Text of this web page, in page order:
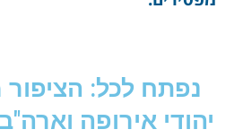
נפתח לכל:
יהודי אירופה